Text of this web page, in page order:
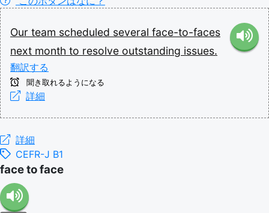
Our team scheduled several face-to-faces
next month to resolve outstanding issues.
翻訳する
聞き取れるようになる
詳細
詳細
CEFR-J B1
face to face